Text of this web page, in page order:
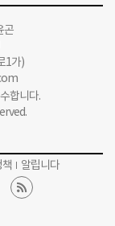
곤
1가)
합니다.
알립니다